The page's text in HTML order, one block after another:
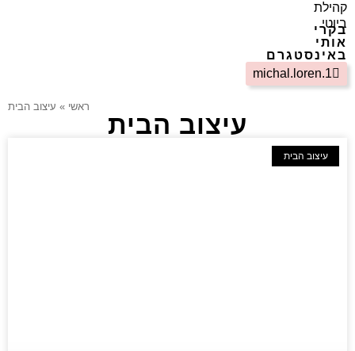
קהילת
ביוטי
בקרי
אותי
באינסטגרם
michal.loren.1
ראשי » עיצוב הבית
עיצוב הבית
עיצוב הבית